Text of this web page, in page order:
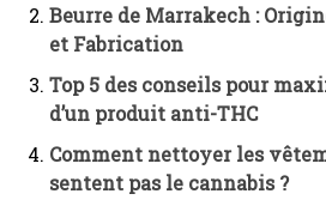
Beurre de Marrakech :
et Fabrication
Top 5 des conseils pour
d’un produit anti-THC
Comment nettoyer les
sentent pas le cannabis ?